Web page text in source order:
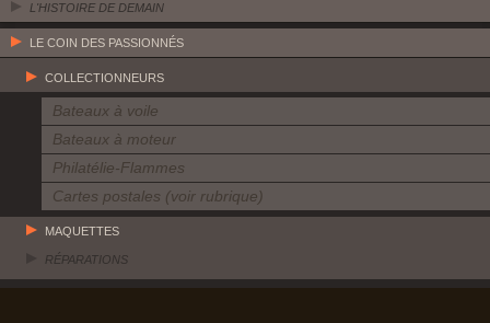
L'HISTOIRE DE DEMAIN
LE COIN DES PASSIONNÉS
COLLECTIONNEURS
Bateaux à voile
Bateaux à moteur
Philatélie-Flammes
Cartes postales (voir rubrique)
MAQUETTES
RÉPARATIONS